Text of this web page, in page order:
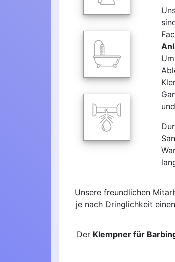
Unsere freundlichen
je nach Dringlichkeit
Der Klempner für